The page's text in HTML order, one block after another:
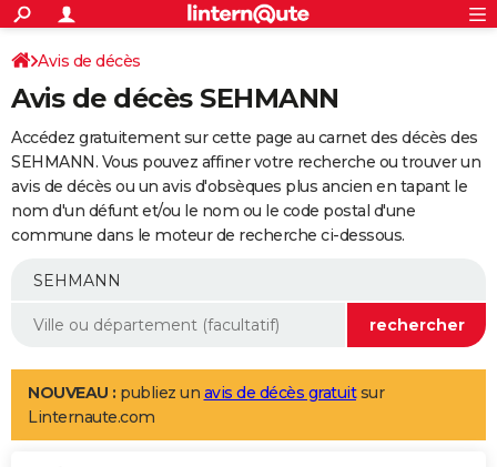
ACTUALITÉS
Politique
Société
Faits Divers
Education
Monde
Villes
+
SPORT
Coupe du monde 2026
Football
Tennis
Cyclisme
Rugby
Forum
Programme TV
TNT
Streaming
Cinéma
Sorties cinéma
Musique
+
FINANCE
Retraite
Epargne
Immobilier
Risques naturels par ville
Banque
Assurance
AUTO
Essais
Réserver un essai
Citadines
Berlines
SUV
Forum auto
+
Mobiles
Meilleur smartphone
Internet
Ordinateurs
Jeux vidéo
Guide high-tech
Aménagement intérieur
LIFESTYLE
Art de vivre
Bien-être
Loisirs
Mode
Modes de vie
Avis de décès
Avis de décès SEHMANN
Accédez gratuitement sur cette page au carnet des décès des
SEHMANN. Vous pouvez affiner votre recherche ou trouver un
avis de décès ou un avis d'obsèques plus ancien en tapant le
nom d'un défunt et/ou le nom ou le code postal d'une
commune dans le moteur de recherche ci-dessous.
NOUVEAU : publiez un avis de décès gratuitsur
Linternaute.com